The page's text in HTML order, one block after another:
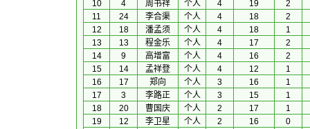
10
4 周书祥 个人 4 19
2
11
24 李合渠 个人 4 18
2
12
18 潘孟须 个人 4 18
1
13
13 程金乐 个人 4 17
2
14
9 高增富 个人 4 16
2
15
14 孟祥登 个人 4 12
1
16
17 郑向 个人 3 16
1
17
3 李路正 个人 3 15
1
18
20 曹国庆 个人 2 17
1
19
12 李卫星 个人 2 16
0